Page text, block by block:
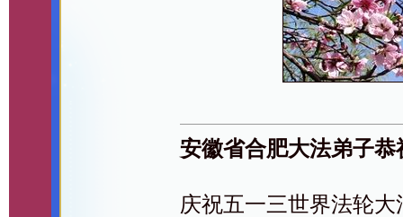
安徽省合肥大法弟子
庆祝五一三世界法轮大